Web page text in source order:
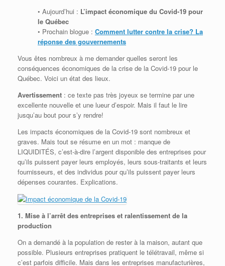
• Aujourd’hui : L’impact économique du Covid-19 pour
le Québec
• Prochain blogue : Comment lutter contre la crise? La
réponse des gouvernements
Vous êtes nombreux à me demander quelles seront les
conséquences économiques de la crise de la Covid-19 pour le
Québec. Voici un état des lieux.
Avertissement : ce texte pas très joyeux se termine par une
excellente nouvelle et une lueur d’espoir. Mais il faut le lire
jusqu’au bout pour s’y rendre!
Les impacts économiques de la Covid-19 sont nombreux et
graves. Mais tout se résume en un mot : manque de
LIQUIDITÉS, c’est-à-dire l’argent disponible des entreprises pour
qu’ils puissent payer leurs employés, leurs sous-traitants et leurs
fournisseurs, et des individus pour qu’ils puissent payer leurs
dépenses courantes. Explications.
1. Mise à l’arrêt des entreprises et ralentissement de la
production
On a demandé à la population de rester à la maison, autant que
possible. Plusieurs entreprises pratiquent le télétravail, même si
c’est parfois difficile. Mais dans les entreprises manufacturières,